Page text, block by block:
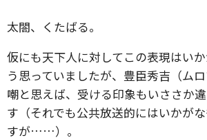
太閤、くたばる。
仮にも天下人に対してこの表現はい
う思っていましたが、豊臣秀吉（ム
嘲と思えば、受ける印象もいささか
す（それでも公共放送的にはいかが
すが……）。